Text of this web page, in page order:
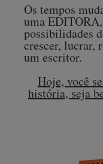
Os tempos
uma
possibilidades
crescer, lucrar,
um escritor.
Hoje, você
história, seja